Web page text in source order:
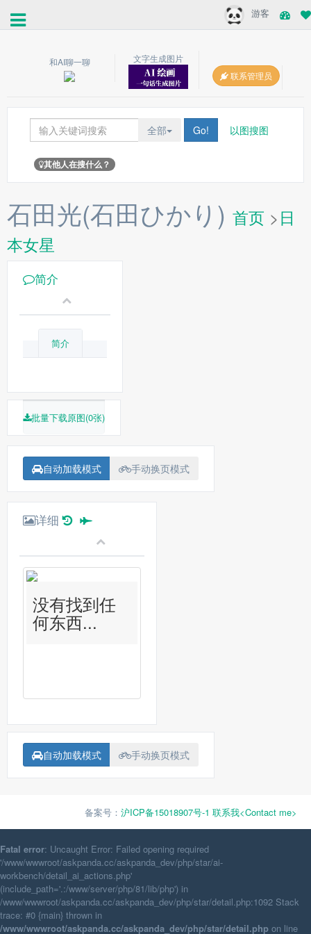
游客
和AI聊一聊
文字生成图片
联系管理员
全部 Go! 以图搜图
其他人在搜什么？
石田光(石田ひかり) 首页 >日
本女星
简介
简介
批量下载原图(0张)
自动加载模式 手动换页模式
详细
没有找到任
何东西...
自动加载模式 手动换页模式
备案号： 沪ICP备15018907号-1 联系我<Contact me>
Fatal error: Uncaught Error: Failed opening required
'/www/wwwroot/askpanda.cc/askpanda_dev/php/star/ai-
workbench/detail_ai_actions.php'
(include_path='.:/www/server/php/81/lib/php') in
/www/wwwroot/askpanda.cc/askpanda_dev/php/star/detail.php:1092 Stack
trace: #0 {main} thrown in
/www/wwwroot/askpanda.cc/askpanda_dev/php/star/detail.php on line